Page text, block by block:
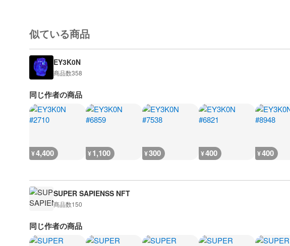
似ている商品
EY3K0N
商品数358
同じ作者の商品
¥4,400 ¥1,100 ¥300 ¥400 ¥400
SUPER SAPIENSS NFT
商品数150
同じ作者の商品